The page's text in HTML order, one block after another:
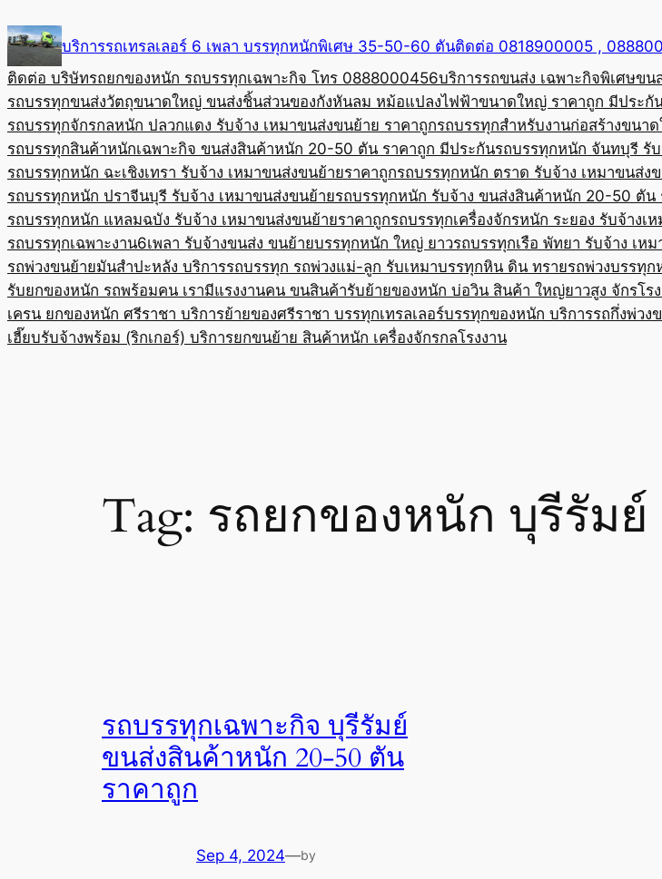
to
content
บริการรถเทรลเลอร์ 6 เพลา บรรทุกหนักพิเศษ 35-50-60 ตันติดต่อ 0818900005 ,
ติดต่อ บริษัทรถยกของหนัก รถบรรทุกเฉพาะกิจ โทร 0888000456บริการรถขนส่ง เฉพาะกิจพิเศษข
รถบรรทุกขนส่งวัตถุขนาดใหญ่ ขนส่งชิ้นส่วนของกังหันลม หม้อแปลงไฟฟ้าขนาดใหญ่ ราคาถูก มีประกั
รถบรรทุกจักรกลหนัก ปลวกแดง รับจ้าง เหมาขนส่งขนย้าย ราคาถูกรถบรรทุกสำหรับงานก่อสร้างขนา
รถบรรทุกสินค้าหนักเฉพาะกิจ ขนส่งสินค้าหนัก 20-50 ตัน ราคาถูก มีประกันรถบรรทุกหนัก จันทบุรี รั
รถบรรทุกหนัก ฉะเชิงเทรา รับจ้าง เหมาขนส่งขนย้ายราคาถูกรถบรรทุกหนัก ตราด รับจ้าง เหมาขนส่ง
รถบรรทุกหนัก ปราจีนบุรี รับจ้าง เหมาขนส่งขนย้ายรถบรรทุกหนัก รับจ้าง ขนส่งสินค้าหนัก 20-50 ตัน
รถบรรทุกหนัก แหลมฉบัง รับจ้าง เหมาขนส่งขนย้ายราคาถูกรถบรรทุกเครื่องจักรหนัก ระยอง รับจ้างเ
รถบรรทุกเฉพาะงาน6เพลา รับจ้างขนส่ง ขนย้ายบรรทุกหนัก ใหญ่ ยาวรถบรรทุกเรือ พัทยา รับจ้าง เห
รถพ่วงขนย้ายมันสำปะหลัง บริการรถบรรทุก รถพ่วงแม่-ลูก รับเหมาบรรทุกหิน ดิน ทรายรถพ่วงบรรทุ
รับยกของหนัก รถพร้อมคน เรามีแรงงานคน ขนสินค้ารับย้ายของหนัก บ่อวิน สินค้า ใหญ่ยาวสูง จักรโร
เครน ยกของหนัก ศรีราชา บริการย้ายของศรีราชา บรรทุกเทรลเลอร์บรรทุกของหนัก บริการรถกึ่งพ่ว
เฮี๊ยบรับจ้างพร้อม (ริกเกอร์) บริการยกขนย้าย สินค้าหนัก เครื่องจักรกลโรงงาน
Tag: รถยกของหนัก บุรีรัมย์
รถบรรทุกเฉพาะกิจ บุรีรัมย์
ขนส่งสินค้าหนัก 20-50 ตัน
ราคาถูก
Sep 4, 2024—by